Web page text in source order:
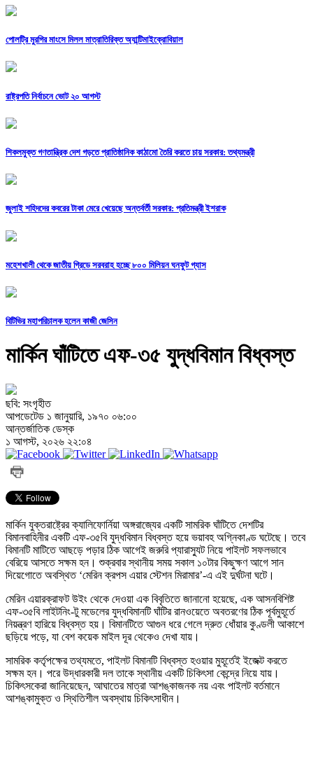
পোলট্রি মুরগির মাংসে মিলল মাত্রাতিরিক্ত অ্যান্টিমাইক্রোবিয়াল
রাষ্ট্রপতি নির্বাচনে ভোট ২০ আগস্ট
শিকলমুক্ত গণতান্ত্রিক দেশ গড়তে প্রাতিষ্ঠানিক কাঠামো তৈরি করতে চায় সরকার: তথ্যমন্ত্রী
জুলাই শহিদদের কবরের টাকা মেরে খেয়েছে অন্তর্বর্তী সরকার: প্রতিমন্ত্রী ইশরাক
মহেশখালী থেকে জাতীয় গ্রিডে সরবরাহ হচ্ছে ৮০০ মিলিয়ন ঘনফুট গ্যাস
বিটিভির মহাপরিচালক হলেন কাজী জেসিন
মার্কিন ঘাঁটিতে এফ-৩৫ যুদ্ধবিমান বিধ্বস্ত
ছবি: সংগৃহীত
আপডেটেড ১ জানুয়ারি, ১৯৭০ ০৬:০০
আন্তর্জাতিক ডেস্ক
১ আগস্ট, ২০২৬ ২২:০৪
মার্কিন যুক্তরাষ্ট্রের ক্যালিফোর্নিয়া অঙ্গরাজ্যের একটি সামরিক ঘাঁটিতে দেশটির
বিমানবাহিনীর একটি এফ-৩৫বি যুদ্ধবিমান বিধ্বস্ত হয়ে ভয়াবহ অগ্নিকাণ্ড ঘটেছে। তবে
বিমানটি মাটিতে আছড়ে পড়ার ঠিক আগেই জরুরি প্যারাস্যুট নিয়ে পাইলট সফলভাবে
বেরিয়ে আসতে সক্ষম হন। শুক্রবার স্থানীয় সময় সকাল ১০টার কিছুক্ষণ আগে সান
দিয়েগোতে অবস্থিত ‘মেরিন ক্রপস এয়ার স্টেশন মিরামার’-এ এই দুর্ঘটনা ঘটে।
মেরিন এয়ারক্রাফট উইং থেকে দেওয়া এক বিবৃতিতে জানানো হয়েছে, এক আসনবিশিষ্ট
এফ-৩৫বি লাইটনিং-টু মডেলের যুদ্ধবিমানটি ঘাঁটির রানওয়েতে অবতরণের ঠিক পূর্বমুহূর্তে
নিয়ন্ত্রণ হারিয়ে বিধ্বস্ত হয়। বিমানটিতে আগুন ধরে গেলে দ্রুত ধোঁয়ার কুণ্ডলী আকাশে
ছড়িয়ে পড়ে, যা বেশ কয়েক মাইল দূর থেকেও দেখা যায়।
সামরিক কর্তৃপক্ষের তথ্যমতে, পাইলট বিমানটি বিধ্বস্ত হওয়ার মুহূর্তেই ইজেক্ট করতে
সক্ষম হন। পরে উদ্ধারকারী দল তাকে স্থানীয় একটি চিকিৎসা কেন্দ্রে নিয়ে যায়।
চিকিৎসকেরা জানিয়েছেন, আঘাতের মাত্রা আশঙ্কাজনক নয় এবং পাইলট বর্তমানে
আশঙ্কামুক্ত ও স্থিতিশীল অবস্থায় চিকিৎসাধীন।